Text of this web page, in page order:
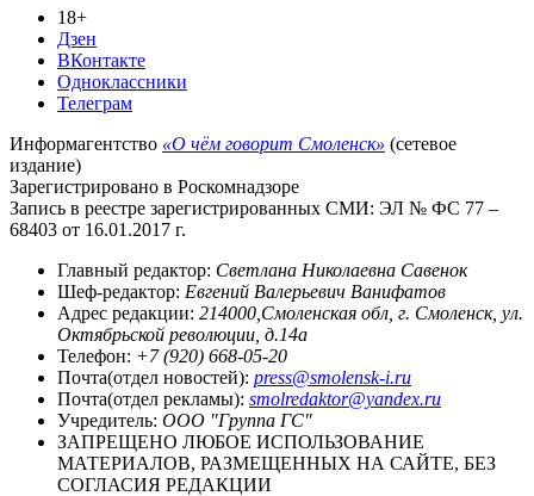
18+
Дзен
ВКонтакте
Одноклассники
Телеграм
Информагентство «О чём говорит Смоленск» (сетевое
издание)
Зарегистрировано в Роскомнадзоре
Запись в реестре зарегистрированных СМИ: ЭЛ № ФС 77 –
68403 от 16.01.2017 г.
Главный редактор: Светлана Николаевна Савенок
Шеф-редактор: Евгений Валерьевич Ванифатов
Адрес редакции: 214000,Смоленская обл, г. Смоленск, ул.
Октябрьской революции, д.14а
Телефон: +7 (920) 668-05-20
Почта(отдел новостей): press@smolensk-i.ru
Почта(отдел рекламы): smolredaktor@yandex.ru
Учредитель: ООО "Группа ГС"
ЗАПРЕЩЕНО ЛЮБОЕ ИСПОЛЬЗОВАНИЕ
МАТЕРИАЛОВ, РАЗМЕЩЕННЫХ НА САЙТЕ, БЕЗ
СОГЛАСИЯ РЕДАКЦИИ